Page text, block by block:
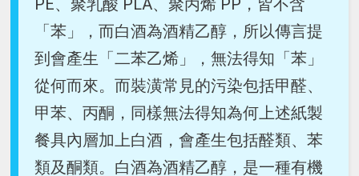
「苯」，而白酒為酒精乙醇，所以傳言提
到會產生「二苯乙烯」，無法得知「苯」
從何而來。而裝潢常見的污染包括甲醛、
甲苯、丙酮，同樣無法得知為何上述紙製
餐具內層加上白酒，會產生包括醛類、苯
類及酮類。白酒為酒精乙醇，是一種有機